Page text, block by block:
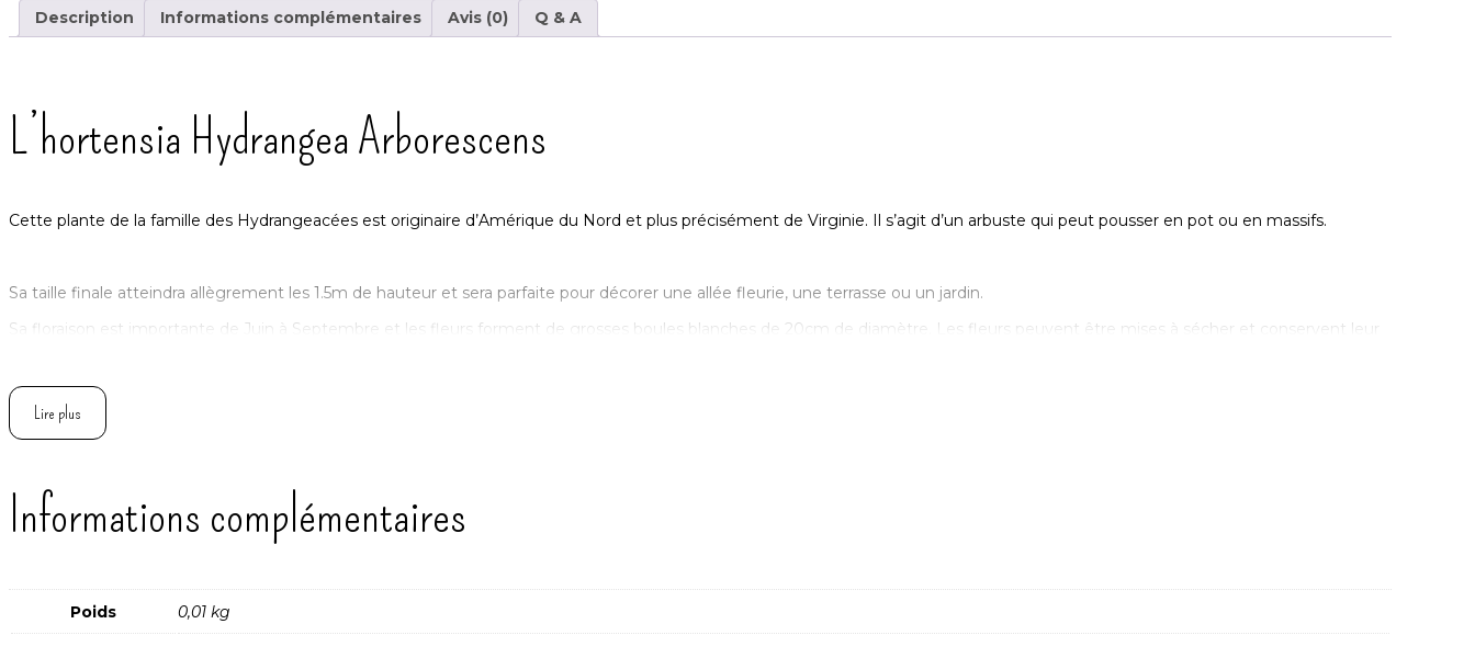
Description Informations complémentaires Avis (0) Q & A
L’hortensia Hydrangea Arborescens
Cette plante de la famille des Hydrangeacées est originaire d’Amérique du Nord et plus précisément de Virginie. Il s’agit d’un arbuste qui peut pousser en pot ou en massifs.
Sa taille finale atteindra allègrement les 1.5m de hauteur et sera parfaite pour décorer une allée fleurie, une terrasse ou un jardin.
Sa floraison est importante de Juin à Septembre et les fleurs forment de grosses boules blanches de 20cm de diamètre. Les fleurs peuvent être mises à sécher et conservent leur
Les hortensias nécessitent un fort ensoleillement et un arrosage moyen, par contre ils sont très sensibles aux maladies.
Lire plus
Informations complémentaires
Poids 0,01 kg